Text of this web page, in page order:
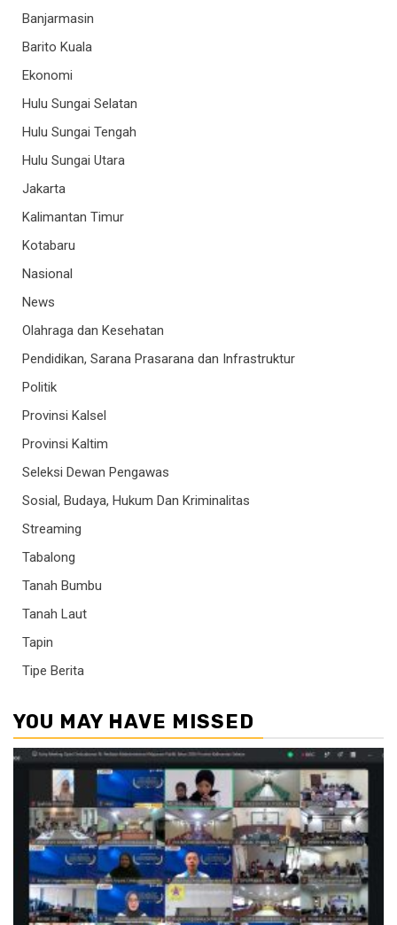
Banjarmasin
Barito Kuala
Ekonomi
Hulu Sungai Selatan
Hulu Sungai Tengah
Hulu Sungai Utara
Jakarta
Kalimantan Timur
Kotabaru
Nasional
News
Olahraga dan Kesehatan
Pendidikan, Sarana Prasarana dan Infrastruktur
Politik
Provinsi Kalsel
Provinsi Kaltim
Seleksi Dewan Pengawas
Sosial, Budaya, Hukum Dan Kriminalitas
Streaming
Tabalong
Tanah Bumbu
Tanah Laut
Tapin
Tipe Berita
YOU MAY HAVE MISSED